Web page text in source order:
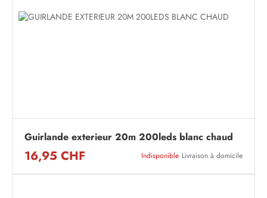
Guirlande exterieur 20m 200leds blanc chaud
16,95 CHF Indisponible Livraison à domicile